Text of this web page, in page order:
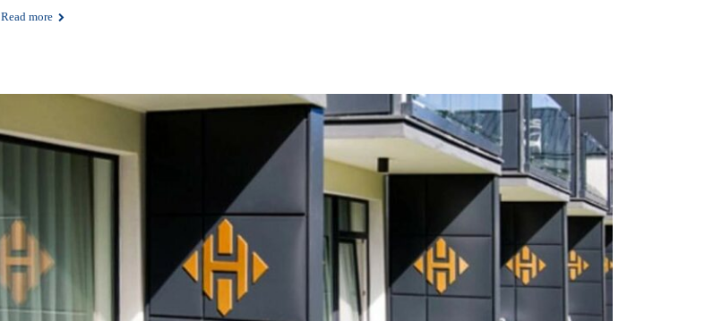
Read more